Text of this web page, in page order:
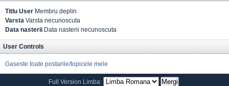
Titlu User Membru deplin
Varsta Varsta necunoscuta
Data nasterii Data nasterii necunoscuta
User Controls
Gaseste toate postarile/topicele mele
Full Version Limba: